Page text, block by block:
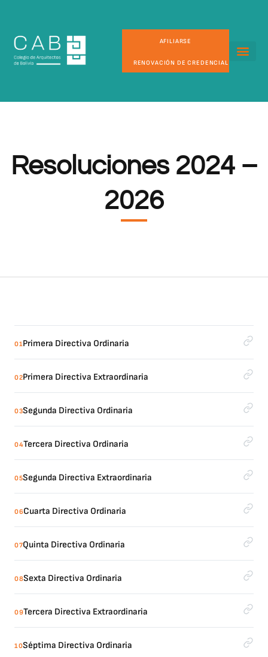
AFILIARSE
RENOVACIÓN DE CREDENCIAL
Resoluciones 2024 –
2026
01Primera Directiva Ordinaria
02Primera Directiva Extraordinaria
03Segunda Directiva Ordinaria
04Tercera Directiva Ordinaria
05Segunda Directiva Extraordinaria
06Cuarta Directiva Ordinaria
07Quinta Directiva Ordinaria
08Sexta Directiva Ordinaria
09Tercera Directiva Extraordinaria
10Séptima Directiva Ordinaria